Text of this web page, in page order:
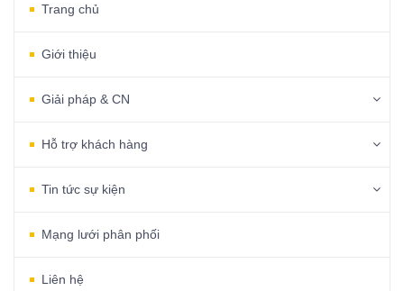
Trang chủ
Giới thiệu
Giải pháp & CN
Hỗ trợ khách hàng
Tin tức sự kiện
Mạng lưới phân phối
Liên hệ